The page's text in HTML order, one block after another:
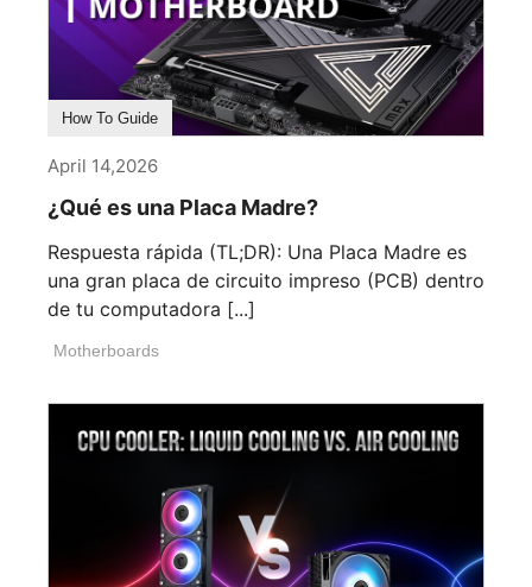
How To Guide
April 14,2026
¿Qué es una Placa Madre?
Respuesta rápida (TL;DR): Una Placa Madre es
una gran placa de circuito impreso (PCB) dentro
de tu computadora [...]
Motherboards